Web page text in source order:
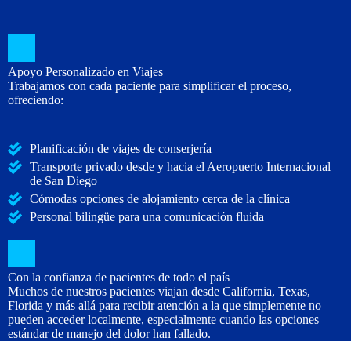
Apoyo Personalizado en Viajes
Trabajamos con cada paciente para simplificar el proceso,
ofreciendo:
Planificación de viajes de conserjería
Transporte privado desde y hacia el Aeropuerto Internacional
de San Diego
Cómodas opciones de alojamiento cerca de la clínica
Personal bilingüe para una comunicación fluida
Con la confianza de pacientes de todo el país
Muchos de nuestros pacientes viajan desde California, Texas,
Florida y más allá para recibir atención a la que simplemente no
pueden acceder localmente, especialmente cuando las opciones
estándar de manejo del dolor han fallado.